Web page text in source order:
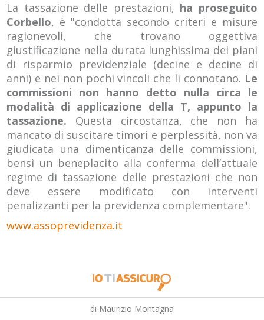
La tassazione delle prestazioni, ha proseguito
Corbello, è "condotta secondo criteri e misure
ragionevoli, che trovano oggettiva
giustificazione nella durata lunghissima dei piani
di risparmio previdenziale (decine e decine di
anni) e nei non pochi vincoli che li connotano. Le
commissioni non hanno detto nulla circa le
modalità di applicazione della T, appunto la
tassazione. Questa circostanza, che non ha
mancato di suscitare timori e perplessità, non va
giudicata una dimenticanza delle commissioni,
bensì un beneplacito alla conferma dell’attuale
regime di tassazione delle prestazioni che non
deve essere modificato con interventi
penalizzanti per la previdenza complementare".
www.assoprevidenza.it
di Maurizio Montagna